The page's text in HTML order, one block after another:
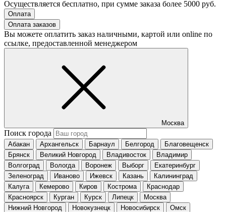
Осуществляется бесплатно, при сумме заказа более 5000 руб.
Оплата
Оплата заказов
Вы можете оплатить заказ наличными, картой или online по
ссылке, предоставленной менеджером
Москва
Поиск города
Абакан Архангельск Барнаул Белгород
Благовещенск
Брянск
Великий Новгород Владивосток
Владимир
Волгоград
Вологда Воронеж Выборг
Екатеринбург
Зеленоград
Иваново Ижевск Казань
Калининград
Калуга
Кемерово Киров Кострома
Краснодар
Красноярск
Курган Курск Липецк
Москва
Нижний Новгород
Новокузнецк Новосибирск
Омск